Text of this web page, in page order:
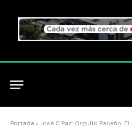
Portada » José C Paz: Orgullo Paceño: El intendente Ishii entrega buzos a